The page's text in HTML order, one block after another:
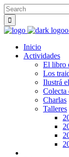
Inicio
Actividades
El libro
Los
Ilustrá
Colecta
Charlas
Talleres